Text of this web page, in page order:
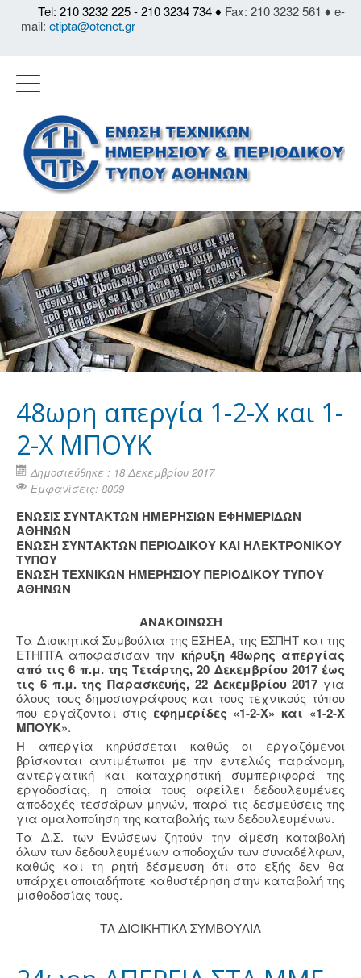
Tel: 210 3232 225 - 210 3234 734 ♦ Fax: 210 3232 561 ♦ e-
mail: etipta@otenet.gr
48ωρη απεργία 1-2-Χ και 1-
2-Χ ΜΠΟΥΚ
Δημοσιεύθηκε : 18 Δεκεμβρίου 2017
Εμφανίσεις: 8009
ΕΝΩΣΙΣ ΣΥΝΤΑΚΤΩΝ ΗΜΕΡΗΣΙΩΝ ΕΦΗΜΕΡΙΔΩΝ
ΑΘΗΝΩΝ
ΕΝΩΣΗ ΣΥΝΤΑΚΤΩΝ ΠΕΡΙΟΔΙΚΟΥ ΚΑΙ ΗΛΕΚΤΡΟΝΙΚΟΥ
ΤΥΠΟΥ
ΕΝΩΣΗ ΤΕΧΝΙΚΩΝ ΗΜΕΡΗΣΙΟΥ ΠΕΡΙΟΔΙΚΟΥ ΤΥΠΟΥ
ΑΘΗΝΩΝ
ΑΝΑΚΟΙΝΩΣΗ
Τα Διοικητικά Συμβούλια της ΕΣΗΕΑ, της ΕΣΠΗΤ και της
ΕΤΗΠΤΑ αποφάσισαν την κήρυξη 48ωρης απεργίας
από τις 6 π.μ. της Τετάρτης, 20 Δεκεμβρίου 2017 έως
τις 6 π.μ. της Παρασκευής, 22 Δεκεμβρίου 2017 για
όλους τους δημοσιογράφους και τους τεχνικούς τύπου
που εργάζονται στις εφημερίδες «1-2-Χ» και «1-2-Χ
ΜΠΟΥΚ».
Η απεργία κηρύσσεται καθώς οι εργαζόμενοι
βρίσκονται αντιμέτωποι με την εντελώς παράνομη,
αντεργατική και καταχρηστική συμπεριφορά της
εργοδοσίας, η οποία τους οφείλει δεδουλευμένες
αποδοχές τεσσάρων μηνών, παρά τις δεσμεύσεις της
για ομαλοποίηση της καταβολής των δεδουλευμένων.
Τα Δ.Σ. των Ενώσεων ζητούν την άμεση καταβολή
όλων των δεδουλευμένων αποδοχών των συναδέλφων,
καθώς και τη ρητή δέσμευση ότι στο εξής δεν θα
υπάρχει οποιαδήποτε καθυστέρηση στην καταβολή της
μισθοδοσίας τους.
ΤΑ ΔΙΟΙΚΗΤΙΚΑ ΣΥΜΒΟΥΛΙΑ